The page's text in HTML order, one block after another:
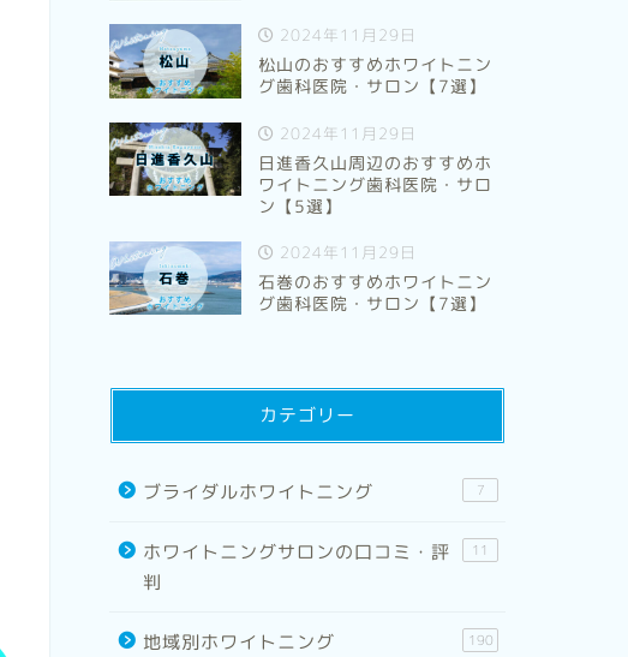
2024年11月29日
松山のおすすめホワイトニン
グ歯科医院・サロン【7選】
2024年11月29日
日進香久山周辺のおすすめホ
ワイトニング歯科医院・サロ
ン【5選】
2024年11月29日
石巻のおすすめホワイトニン
グ歯科医院・サロン【7選】
カテゴリー
ブライダルホワイトニング 7
ホワイトニングサロンの口コミ・評
判
11
地域別ホワイトニング 190